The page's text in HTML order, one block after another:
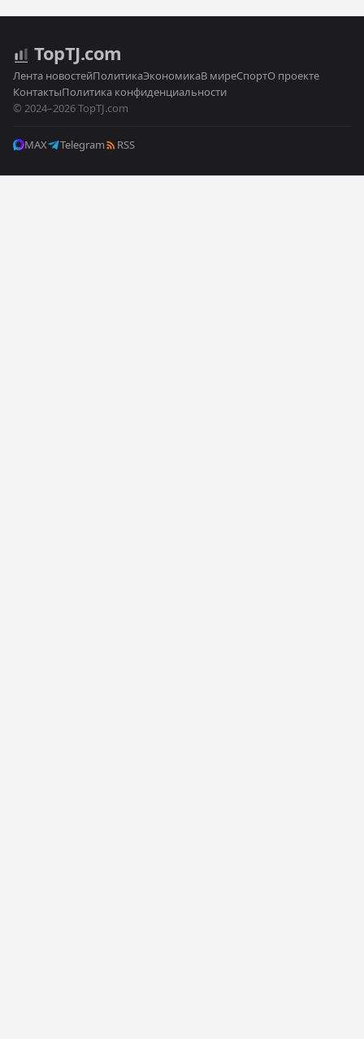
TopTJ.com
Лента новостейПолитикаЭкономикаВ миреСпортО проекте
КонтактыПолитика конфиденциальности
© 2024–2026 TopTJ.com
MAX Telegram RSS